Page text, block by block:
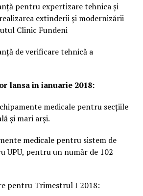
pentru expertizare tehnica și
extinderii și modernizării
Clinic Fundeni
de verificare tehnică a
lansa in ianuarie 2018:
medicale pentru secțiile
și mari arși.
medicale pentru sistem de
UPU, pentru un număr de 102
pentru Trimestrul I 2018: